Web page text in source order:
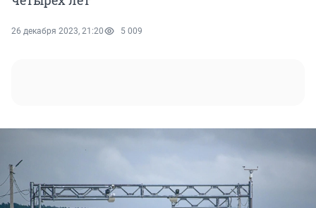
26 декабря 2023, 21:20 5 009